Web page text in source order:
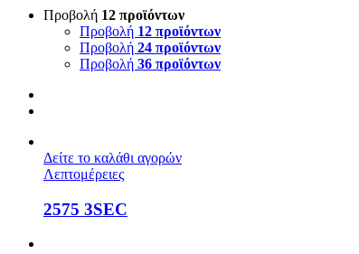
Προβολή 12 προϊόντων
Προβολή 12 προϊόντων
Προβολή 24 προϊόντων
Προβολή 36 προϊόντων
Δείτε το καλάθι αγορών
Λεπτομέρειες
2575 3SEC